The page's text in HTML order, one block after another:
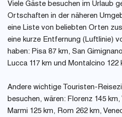
Viele Gäste besuchen im Urlaub
Ortschaften in der näheren
eine Liste von beliebten Orten
eine kurze Entfernung (Luftlinie)
haben: Pisa 87 km, San
Lucca 117 km und Montalcino 122
Andere wichtige Touristen-
besuchen, wären: Florenz 145
Marmi 125 km, Rom 262 km,